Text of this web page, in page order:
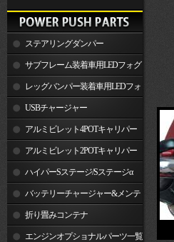
ステアリングダンパー
サブフレーム装着車用LEDフォグ
ランプレッグバンパー装着車用LEDフォ
グランプUSBチャージャー
アルミビレット4POTキャリパー
関連製品アルミビレット2POTキャリパー
関連製品ハイパーSステージ/Sステージα
バッテリーチャージャー&メンテ
ナー 折り畳みコンテナ
エンジンオプショナルパーツ一覧